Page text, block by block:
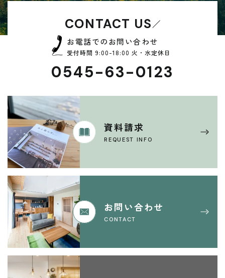
CONTACT US
お電話でのお問い合わせ
受付時間 9:00-18:00 火・水定休日
0545-63-0123
資料請求
REQUEST INFO
お問い合わせ
CONTACT